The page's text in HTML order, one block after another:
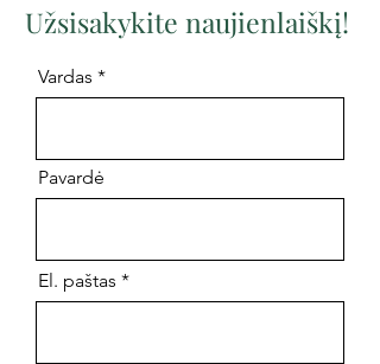
Užsisakykite naujienlaiškį!
Vardas
Pavardė
El. paštas